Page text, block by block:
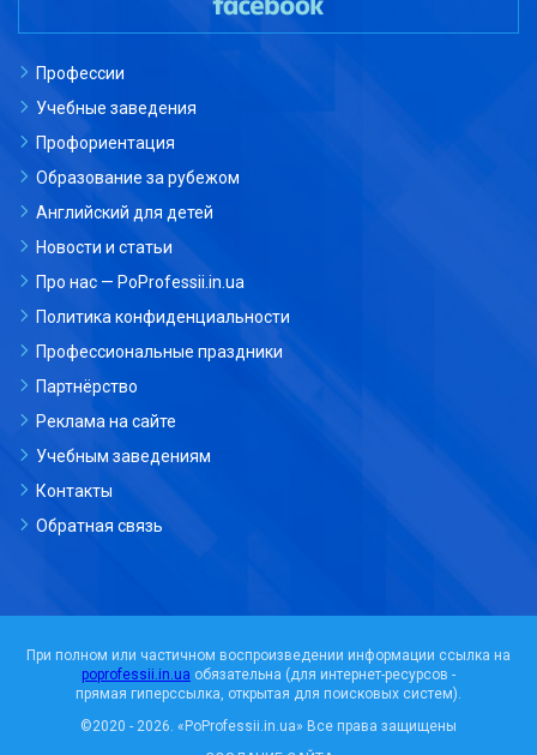
Профессии
Учебные заведения
Профориентация
Образование за рубежом
Английский для детей
Новости и статьи
Про нас — PoProfessii.in.ua
Политика конфиденциальности
Профессиональные праздники
Партнёрство
Реклама на сайте
Учебным заведениям
Контакты
Обратная связь
При полном или частичном воспроизведении информации ссылка на
poprofessii.in.ua обязательна (для интернет-ресурсов -
прямая гиперссылка, открытая для поисковых систем).
©2020 - 2026. «PoProfessii.in.ua» Все права защищены